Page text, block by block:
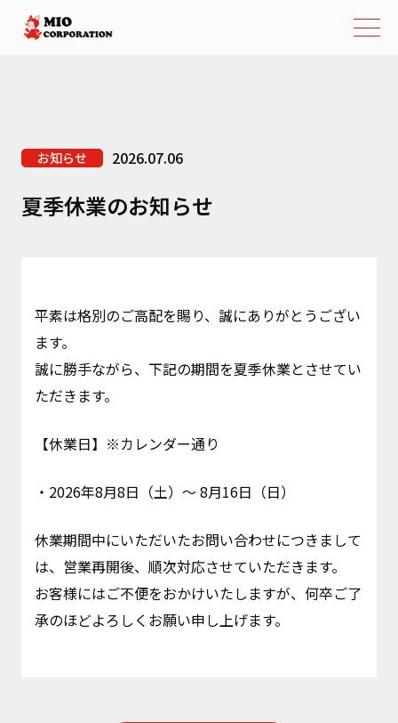
お知らせ 2026.07.06
夏季休業のお知らせ
平素は格別のご高配を賜り、誠にありがとうござい
ます。
誠に勝手ながら、下記の期間を夏季休業とさせてい
ただきます。
【休業日】※カレンダー通り
・2026年8月8日（土）～ 8月16日（日）
休業期間中にいただいたお問い合わせにつきまして
は、営業再開後、順次対応させていただきます。
お客様にはご不便をおかけいたしますが、何卒ご了
承のほどよろしくお願い申し上げます。